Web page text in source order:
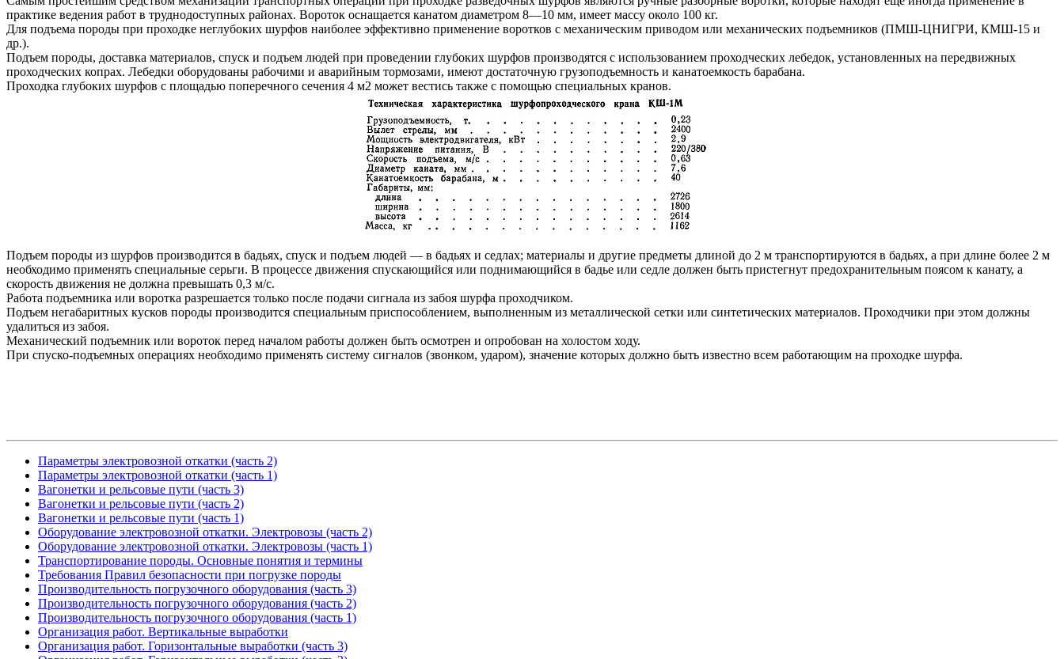
практике ведения работ в труднодоступных районах. Вороток оснащается канатом диаметром 8—10 мм, имеет массу около 100 кг.
Для подъема породы при проходке неглубоких шурфов наиболее эффективно применение воротков с механическим приводом или механических подъемников (ПМШ-ЦНИГРИ, КМШ-15 и
др.).
Подъем породы, доставка материалов, спуск и подъем людей при проведении глубоких шурфов производятся с использованием проходческих лебедок, установленных на передвижных
проходческих копрах. Лебедки оборудованы рабочими и аварийным тормозами, имеют достаточную грузоподъемность и канатоемкость барабана.
Проходка глубоких шурфов с площадью поперечного сечения 4 м2 может вестись также с помощью специальных кранов.
Подъем породы из шурфов производится в бадьях, спуск и подъем людей — в бадьях и седлах; материалы и другие предметы длиной до 2 м транспортируются в бадьях, а при длине более 2 м
необходимо применять специальные серьги. В процессе движения спускающийся или поднимающийся в бадье или седле должен быть пристегнут предохранительным поясом к канату, а
скорость движения не должна превышать 0,3 м/с.
Работа подъемника или воротка разрешается только после подачи сигнала из забоя шурфа проходчиком.
Подъем негабаритных кусков породы производится специальным приспособлением, выполненным из металлической сетки или синтетических материалов. Проходчики при этом должны
удалиться из забоя.
Механический подъемник или вороток перед началом работы должен быть осмотрен и опробован на холостом ходу.
При спуско-подъемных операциях необходимо применять систему сигналов (звонком, ударом), значение которых должно быть известно всем работающим на проходке шурфа.
Параметры электровозной откатки (часть 2)
Параметры электровозной откатки (часть 1)
Вагонетки и рельсовые пути (часть 3)
Вагонетки и рельсовые пути (часть 2)
Вагонетки и рельсовые пути (часть 1)
Оборудование электровозной откатки. Электровозы (часть 2)
Оборудование электровозной откатки. Электровозы (часть 1)
Транспортирование породы. Основные понятия и термины
Требования Правил безопасности при погрузке породы
Производительность погрузочного оборудования (часть 3)
Производительность погрузочного оборудования (часть 2)
Производительность погрузочного оборудования (часть 1)
Организация работ. Вертикальные выработки
Организация работ. Горизонтальные выработки (часть 3)